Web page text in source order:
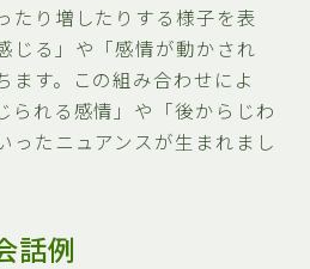
たり増したりする様子を表
じる」や「感情が動かされ
ます。この組み合わせによ
られる感情」や「後からじわ
ったニュアンスが生まれまし
話例